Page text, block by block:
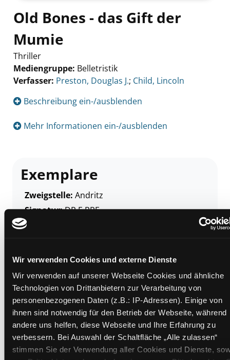
Wir verwenden Cookies und externe Dienste
Wir verwenden auf unserer Webseite Cookies und ähnliche
Technologien von Drittanbietern zur Verarbeitung von
personenbezogenen Daten (z.B.: IP-Adressen). Einige von
ihnen sind notwendig für den Betrieb der Webseite, während
andere uns helfen, diese Webseite und Ihre Erfahrung zu
verbessern. Bei Auswahl der Schaltfläche „Alle zulassen“
stimmen Sie der Verwendung aller Cookies und Dienste,
Old Bones - das Gift der
Mumie
Thriller
Mediengruppe: Belletristik
Verfasser: Suche nach diesem Verfasser
Preston, Douglas J.; Child, Lincoln
Beschreibung ein-/ausblenden
Mehr Informationen ein-/ausblenden
Exemplare
Zweigstelle: Andritz
Signatur:DR.E PRE
Standort 2:
Vorbestellungen:
Frist:
Barcode: 2209SB00714
Standort 3: